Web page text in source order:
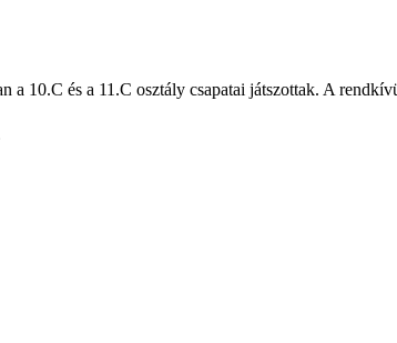
a 10.C és a 11.C osztály csapatai játszottak. A